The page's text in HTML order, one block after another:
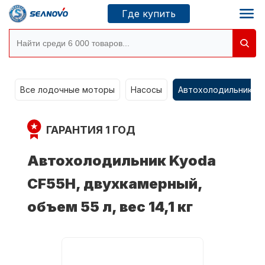
Где купить
Новосибирск
Где купить
Сервисные центры
Моторы SEANOVO
Все лодочные моторы Насосы Автохолодильники
ГАРАНТИЯ 1 ГОД
Автохолодильник Kyoda
CF55H, двухкамерный,
объем 55 л, вес 14,1 кг